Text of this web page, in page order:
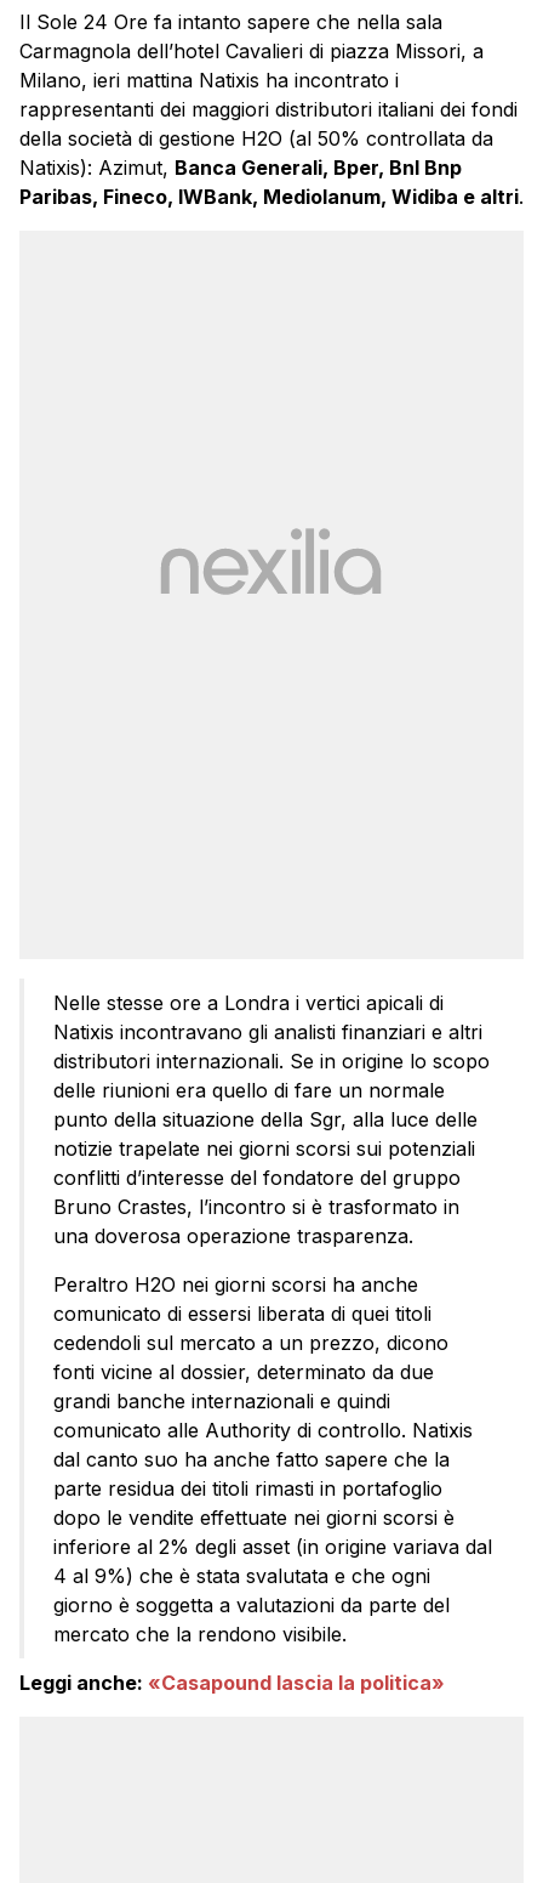
Il Sole 24 Ore fa intanto sapere che nella sala
Carmagnola dell’hotel Cavalieri di piazza Missori, a
Milano, ieri mattina Natixis ha incontrato i
rappresentanti dei maggiori distributori italiani dei fondi
della società di gestione H2O (al 50% controllata da
Natixis): Azimut, Banca Generali, Bper, Bnl Bnp
Paribas, Fineco, IWBank, Mediolanum, Widiba e altri.
Nelle stesse ore a Londra i vertici apicali di
Natixis incontravano gli analisti finanziari e altri
distributori internazionali. Se in origine lo scopo
delle riunioni era quello di fare un normale
punto della situazione della Sgr, alla luce delle
notizie trapelate nei giorni scorsi sui potenziali
conflitti d’interesse del fondatore del gruppo
Bruno Crastes, l’incontro si è trasformato in
una doverosa operazione trasparenza.
Peraltro H2O nei giorni scorsi ha anche
comunicato di essersi liberata di quei titoli
cedendoli sul mercato a un prezzo, dicono
fonti vicine al dossier, determinato da due
grandi banche internazionali e quindi
comunicato alle Authority di controllo. Natixis
dal canto suo ha anche fatto sapere che la
parte residua dei titoli rimasti in portafoglio
dopo le vendite effettuate nei giorni scorsi è
inferiore al 2% degli asset (in origine variava dal
4 al 9%) che è stata svalutata e che ogni
giorno è soggetta a valutazioni da parte del
mercato che la rendono visibile.
Leggi anche: «Casapound lascia la politica»